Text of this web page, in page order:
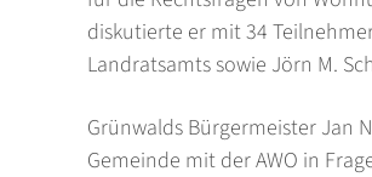
diskutierte er mit 34
Landratsamts sowie Jörn M.
Grünwalds Bürgermeister Jan
Gemeinde mit der AWO in